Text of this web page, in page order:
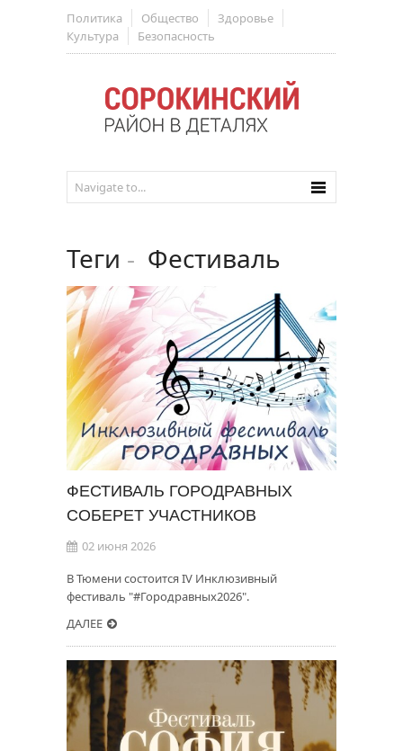
Политика Общество
Здоровье
Культура
Безопасность
Теги - Фестиваль
ФЕСТИВАЛЬ ГОРОДРАВНЫХ
СОБЕРЕТ УЧАСТНИКОВ
02 июня 2026
В Тюмени состоится IV Инклюзивный
фестиваль "#Городравных2026".
ДАЛЕЕ